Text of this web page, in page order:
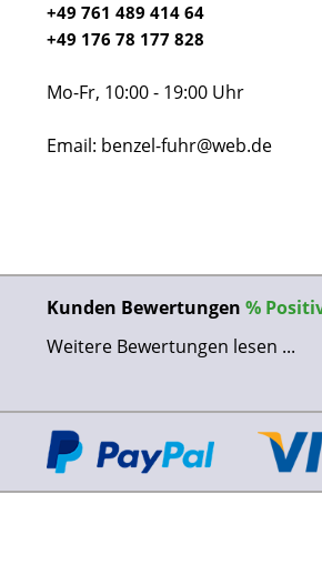
+49 761 489 414 64
+49 176 78 177 828
Mo-Fr, 10:00 - 19:00 Uhr
Email: benzel-fuhr@web.de
Kunden Bewertungen %
Weitere Bewertungen lesen ...